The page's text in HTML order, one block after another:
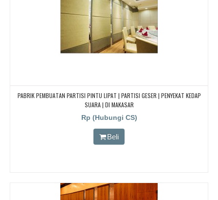
PABRIK PEMBUATAN PARTISI PINTU LIPAT | PARTISI GESER | PENYEKAT KEDAP
SUARA | DI MAKASAR
Rp (Hubungi CS)
Beli